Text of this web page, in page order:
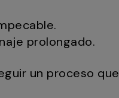
prolongado.
un proceso que